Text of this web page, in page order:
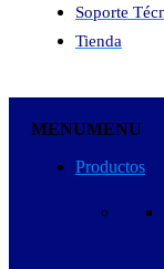
Soporte
Tienda
MENUMENU
Productos